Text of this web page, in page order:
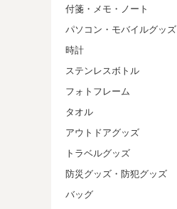
付箋・メモ・ノート
パソコン・モバイルグッズ
時計
ステンレスボトル
フォトフレーム
タオル
アウトドアグッズ
トラベルグッズ
防災グッズ・防犯グッズ
バッグ